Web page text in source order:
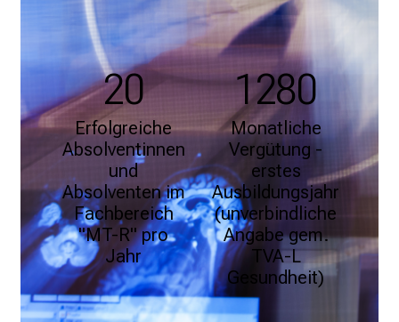
20
Erfolgreiche
Absolventinnen
und
Absolventen im
Fachbereich
"MT-R" pro
Jahr
1280
Monatliche
Vergütung -
erstes
Ausbildungsjahr
(unverbindliche
Angabe gem.
TVA-L
Gesundheit)